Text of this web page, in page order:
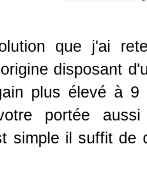
que j'ai
disposant
plus élevé à 9
portée
simple il suffit de